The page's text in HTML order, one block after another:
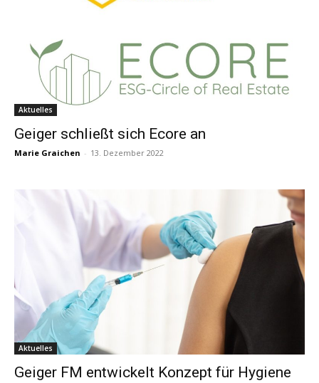
Aktuelles
Geiger schließt sich Ecore an
Marie Graichen - 13. Dezember 2022
Aktuelles
Geiger FM entwickelt Konzept für Hygiene